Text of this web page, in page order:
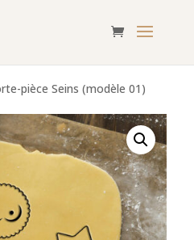
pièce Seins (modèle 01)